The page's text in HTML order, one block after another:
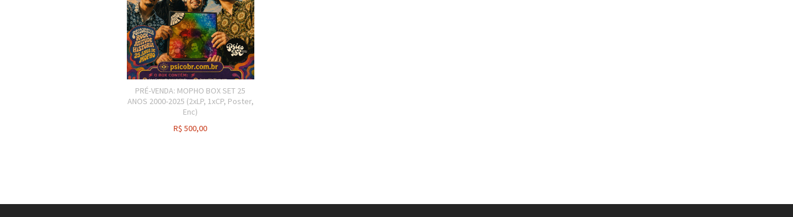
PRÉ-VENDA: MOPHO BOX SET 25
ANOS 2000-2025 (2xLP, 1xCP, Poster,
Enc)
R$ 500,00